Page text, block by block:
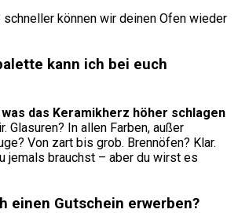
können wir deinen Ofen wieder
kann ich bei euch
das Keramikherz höher schlagen
Glasuren? In allen Farben, außer
Von zart bis grob. Brennöfen? Klar.
jemals brauchst – aber du wirst es
einen Gutschein erwerben?